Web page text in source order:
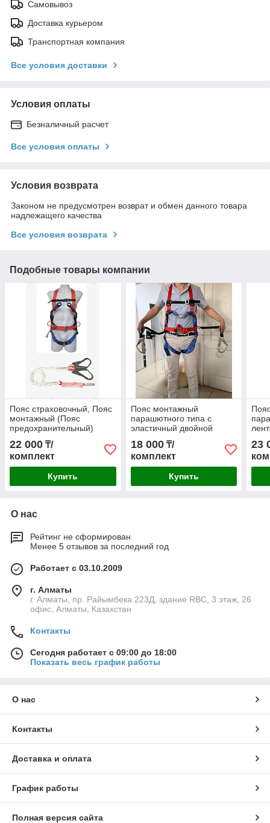
Самовывоз
Доставка курьером
Транспортная компания
Все условия доставки
Условия оплаты
Безналичный расчет
Все условия оплаты
Условия возврата
Законом не предусмотрен возврат и обмен данного товара
надлежащего качества
Все условия возврата
Подобные товары компании
Пояс страховочный, Пояс
монтажный (Пояс
предохранительный)
парашютного тип с
Амортизатором
22 000 ₸/
комплект
Купить
Пояс монтажный
парашютного типа с
эластичный двойной
строп с амортизатором
(model 2025)
18 000₸/
комплект
Купить
23
О нас
Рейтинг не сформирован
Менее 5 отзывов за последний год
Работает с 03.10.2009
г. Алматы
г. Алматы, пр. Райымбека 223Д, здание RBC, 3 этаж, 26
офис, Алматы, Казахстан
Контакты
Сегодня работает с 09:00 до 18:00
Показать весь график работы
О нас
Контакты
Доставка и оплата
График работы
Полная версия сайта